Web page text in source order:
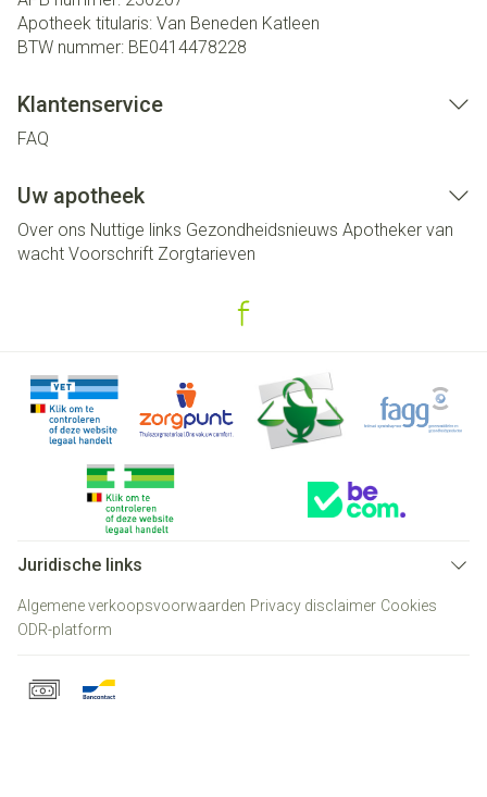
Apotheek titularis: Van Beneden Katleen
BTW nummer: BE0414478228
Klantenservice
FAQ
Uw apotheek
Over ons Nuttige links Gezondheidsnieuws Apotheker van
wacht Voorschrift Zorgtarieven
Juridische links
Algemene verkoopsvoorwaarden Privacy disclaimer Cookies
ODR-platform